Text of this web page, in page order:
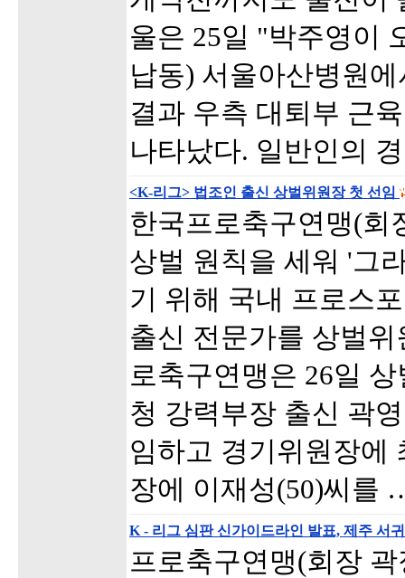
울은 25일 "박주영이
납동) 서울아산병원
결과 우측 대퇴부 근
나타났다. 일반인의
<K-리그> 법조인 출신 상벌위원장 첫 선임
한국프로축구연맹(회
상벌 원칙을 세워 '그
기 위해 국내 프로스
출신 전문가를 상벌
로축구연맹은 26일
청 강력부장 출신 곽
임하고 경기위원장에
장에 이재성(50)씨를
K - 리그 심판 신가이드라인 발표, 제주 서
프로축구연맹(회장